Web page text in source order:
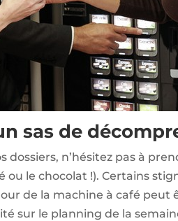
sas de
n’hésitez pas à
ou le chocolat !). Certains
de la machine à café peut
sur le planning de la